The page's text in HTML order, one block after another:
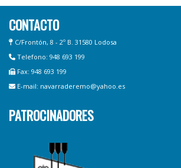
CONTACTO
C/Frontón, 8 - 2º B. 31580 Lodosa
Telefono: 948 693 199
Fax: 948 693 199
E-mail: navarraderemo@yahoo.es
PATROCINADORES